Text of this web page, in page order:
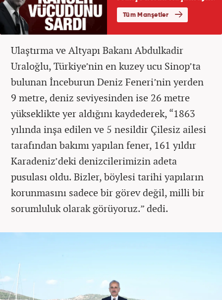
Ulaştırma ve Altyapı Bakanı Abdulkadir
Uraloğlu, Türkiye’nin en kuzey ucu Sinop’ta
bulunan İnceburun Deniz Feneri’nin yerden
9 metre, deniz seviyesinden ise 26 metre
yükseklikte yer aldığını kaydederek, “1863
yılında inşa edilen ve 5 nesildir Çilesiz ailesi
tarafından bakımı yapılan fener, 161 yıldır
Karadeniz’deki denizcilerimizin adeta
pusulası oldu. Bizler, böylesi tarihi yapıların
korunmasını sadece bir görev değil, milli bir
sorumluluk olarak görüyoruz.” dedi.